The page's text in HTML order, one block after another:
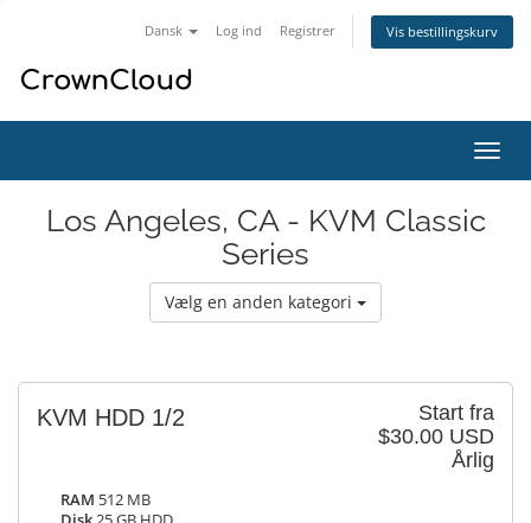
Dansk Log ind Registrer Vis bestillingskurv
Skift
Los Angeles, CA - KVM Classic
Series
Vælg en anden kategori
Start fra
$30.00 USD
Årlig
KVM HDD 1/2
RAM 512 MB